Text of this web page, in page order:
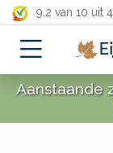
9.2 van 10 uit
close
Aanstaande